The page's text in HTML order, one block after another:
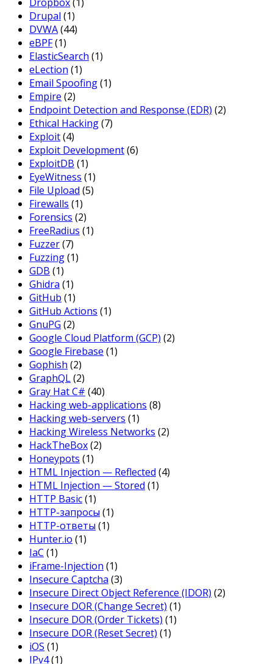
Drupal (1)
DVWA(44)
eBPF(1)
ElasticSearch (1)
eLection (1)
Email Spoofing(1)
Empire (2)
Endpoint Detection and Response (EDR) (2)
Ethical Hacking(7)
Exploit(4)
Exploit Development(6)
ExploitDB (1)
EyeWitness (1)
File Upload (5)
Firewalls (1)
Forensics (2)
FreeRadius (1)
Fuzzer(7)
Fuzzing(1)
GDB (1)
Ghidra (1)
GitHub (1)
GitHub Actions (1)
GnuPG (2)
Google Cloud Platform (GCP) (2)
Google Firebase (1)
Gophish (2)
GraphQL(2)
Gray Hat C# (40)
Hacking web-applications (8)
Hacking web-servers (1)
Hacking Wireless Networks (2)
HackTheBox(2)
Honeypots (1)
HTML Injection — Reflected (4)
HTML Injection — Stored (1)
HTTP Basic(1)
HTTP-запросы (1)
HTTP-ответы (1)
Hunter.io (1)
IaC (1)
iFrame-Injection (1)
Insecure Captcha (3)
Insecure Direct Object Reference (IDOR) (2)
Insecure DOR (Change Secret) (1)
Insecure DOR (Order Tickets) (1)
Insecure DOR (Reset Secret) (1)
iOS (1)
IPv4(1)